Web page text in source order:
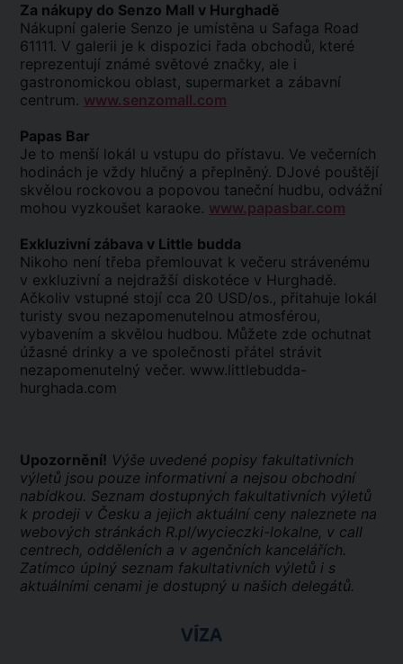
Za nákupy do Senzo Mall v Hurghadě
Nákupní galerie Senzo je umístěna u Safaga Road
61111. V galerii je k dispozici řada obchodů, které
reprezentují známé světové značky, ale i
gastronomickou oblast, supermarket a zábavní
centrum. www.senzomall.com
Papas Bar
Je to menší lokál u vstupu do přístavu. Ve večerních
hodinách je vždy hlučný a přeplněný. DJové pouštějí
skvělou rockovou a popovou taneční hudbu, odvážní
mohou vyzkoušet karaoke. www.papasbar.com
Exkluzivní zábava v Little budda
Nikoho není třeba přemlouvat k večeru strávenému
v exkluzivní a nejdražší diskotéce v Hurghadě.
Ačkoliv vstupné stojí cca 20 USD/os., přitahuje lokál
turisty svou nezapomenutelnou atmosférou,
vybavením a skvělou hudbou. Můžete zde ochutnat
úžasné drinky a ve společnosti přátel strávit
nezapomenutelný večer. www.littlebudda-
hurghada.com
Upozornění! Výše uvedené popisy fakultativních
výletů jsou pouze informativní a nejsou obchodní
nabídkou. Seznam dostupných fakultativních výletů
k prodeji v Česku a jejich aktuální ceny naleznete na
webových stránkách R.pl/wycieczki-lokalne, v call
centrech, odděleních a v agenčních kancelářích.
Zatímco úplný seznam fakultativních výletů i s
aktuálními cenami je dostupný u našich delegátů.
VÍZA